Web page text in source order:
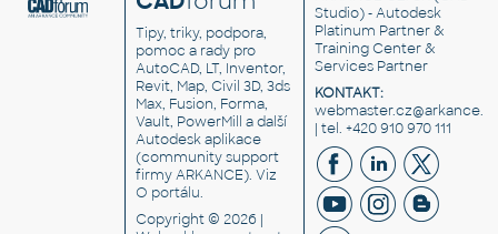
Tipy, triky, podpora,
pomoc a rady pro
AutoCAD, LT, Inventor,
Revit, Map, Civil 3D, 3ds
Max, Fusion, Forma,
Vault, PowerMill a další
Autodesk aplikace
(community support
firmy ARKANCE). Viz
O portálu.
Copyright © 2026 |
Studio) - Autodesk
Platinum Partner &
Training Center &
Services Partner
KONTAKT:
| tel. +420 910 970 111